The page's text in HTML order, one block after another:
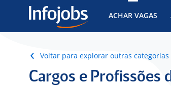
ACHAR VAGAS
Voltar para explorar outras categorias
Cargos e Profissões